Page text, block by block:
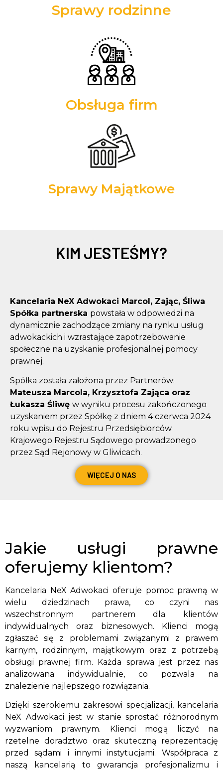
Sprawy rodzinne
Obsługa firm
Sprawy Majątkowe
KIM JESTEŚMY?
Kancelaria NeX Adwokaci Marcol, Zając, Śliwa
Spółka partnerska powstała w odpowiedzi na
dynamicznie zachodzące zmiany na rynku usług
adwokackich i wzrastające zapotrzebowanie
społeczne na uzyskanie profesjonalnej pomocy
prawnej.
Spółka została założona przez Partnerów:
Mateusza Marcola, Krzysztofa Zająca oraz
Łukasza Śliwę w wyniku procesu zakończonego
uzyskaniem przez Spółkę z dniem 4 czerwca 2024
roku wpisu do Rejestru Przedsiębiorców
Krajowego Rejestru Sądowego prowadzonego
przez Sąd Rejonowy w Gliwicach.
WIĘCEJ O NAS
Jakie usługi prawne
oferujemy klientom?
Kancelaria NeX Adwokaci oferuje pomoc prawną w
wielu dziedzinach prawa, co czyni nas
wszechstronnym partnerem dla klientów
indywidualnych oraz biznesowych. Klienci mogą
zgłaszać się z problemami związanymi z prawem
karnym, rodzinnym, majątkowym oraz z potrzebą
obsługi prawnej firm. Każda sprawa jest przez nas
analizowana indywidualnie, co pozwala na
znalezienie najlepszego rozwiązania.
Dzięki szerokiemu zakresowi specjalizacji, kancelaria
NeX Adwokaci jest w stanie sprostać różnorodnym
wyzwaniom prawnym. Klienci mogą liczyć na
rzetelne doradztwo oraz skuteczną reprezentację
przed sądami i innymi instytucjami. Współpraca z
naszą kancelarią to gwarancja profesjonalizmu i